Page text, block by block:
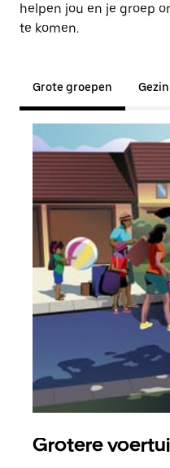
helpen jou en je groep
te komen.
Grote groepen
Grotere